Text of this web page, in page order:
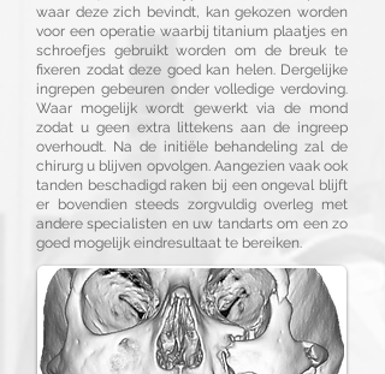
waar deze zich bevindt, kan gekozen worden
voor een operatie waarbij titanium plaatjes en
schroefjes gebruikt worden om de breuk te
fixeren zodat deze goed kan helen. Dergelijke
ingrepen gebeuren onder volledige verdoving.
Waar mogelijk wordt gewerkt via de mond
zodat u geen extra littekens aan de ingreep
overhoudt. Na de initiële behandeling zal de
chirurg u blijven opvolgen. Aangezien vaak ook
tanden beschadigd raken bij een ongeval blijft
er bovendien steeds zorgvuldig overleg met
andere specialisten en uw tandarts om een zo
goed mogelijk eindresultaat te bereiken.